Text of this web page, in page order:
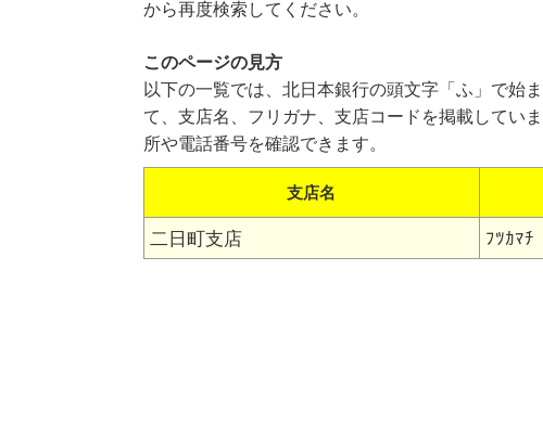
から再度検索してください。
このページの見方
以下の一覧では、北日本銀行の頭文字「ふ」で始
て、支店名、フリガナ、支店コードを掲載してい
所や電話番号を確認できます。
支店名
二日町支店 ﾌﾂｶﾏﾁ